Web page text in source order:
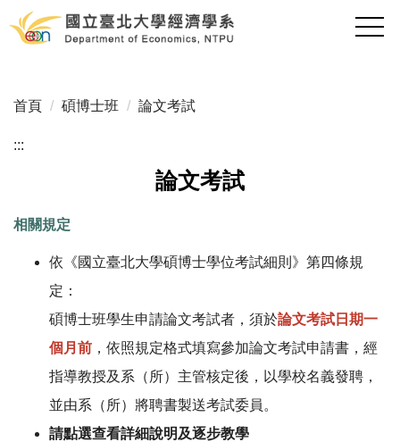
跳
到
內
區
首頁 碩博士班 論文考試
:::
論文考試
相關規定
依《國立臺北大學碩博士學位考試細則》第四條規
定：
碩博士班學生申請論文考試者，須於論文考試日期一
個月前 ，依照規定格式填寫參加論文考試申請書，經
指導教授及系（所）主管核定後，以學校名義發聘，
並由系（所）將聘書製送考試委員。
請點選查看詳細說明及逐步教學